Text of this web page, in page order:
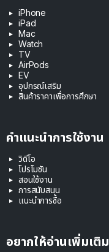
iPhone
iPad
Mac
Watch
TV
AirPods
EV
อุปกรณ์เสริม
สินค้าราคาเพื่อการศึกษา
คำแนะนำการใช้งาน
วิดีโอ
โปรโมชัน
สอนใช้งาน
การสนับสนุน
แนะนำการซื้อ
อยากให้อ่านเพิ่มเติม